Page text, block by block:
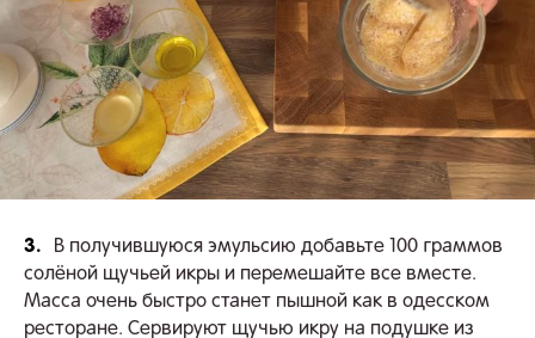
3.
В получившуюся эмульсию добавьте 100 граммов
солёной щучьей икры и перемешайте все вместе.
Масса очень быстро станет пышной как в одесском
ресторане. Сервируют щучью икру на подушке из